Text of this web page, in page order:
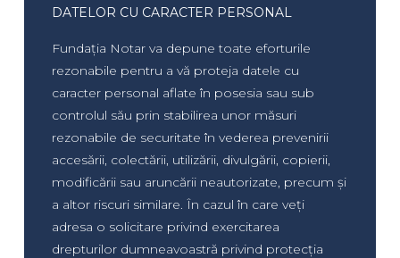
DATELOR CU CARACTER PERSONAL
Fundația Notar va depune toate eforturile
rezonabile pentru a vă proteja datele cu
caracter personal aflate în posesia sau sub
controlul său prin stabilirea unor măsuri
rezonabile de securitate în vederea prevenirii
accesării, colectării, utilizării, divulgării, copierii,
modificării sau aruncării neautorizate, precum și
a altor riscuri similare. În cazul în care veți
adresa o solicitare privind exercitarea
drepturilor dumneavoastră privind protecția